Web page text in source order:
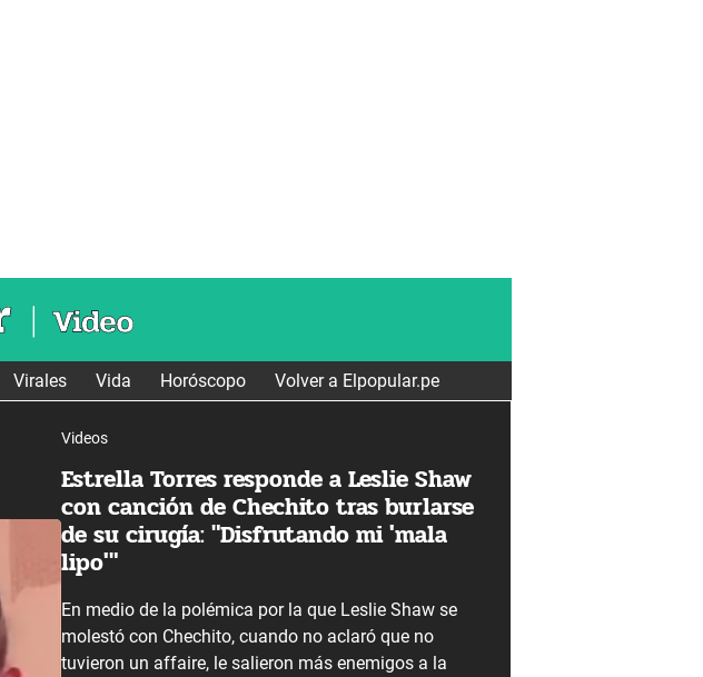
Virales Vida Horóscopo Volver a Elpopular.pe
Videos
Estrella Torres responde a Leslie Shaw
con canción de Chechito tras burlarse
de su cirugía: "Disfrutando mi 'mala
lipo'"
En medio de la polémica por la que Leslie Shaw se
molestó con Chechito, cuando no aclaró que no
tuvieron un affaire, le salieron más enemigos a la